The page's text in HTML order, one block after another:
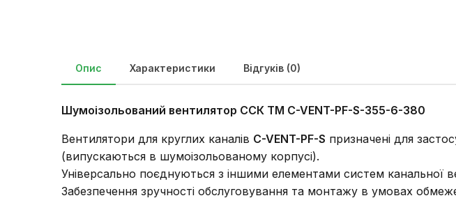
Опис Характеристики Відгуків (0)
Шумоізольований вентилятор ССК ТМ C-VENT-PF-S-355-6-380
Вентилятори для круглих каналів C-VENT-PF-S призначені для
(випускаються в шумоізольованому корпусі).
Універсально поєднуються з іншими елементами систем канальної
Забезпечення зручності обслуговування та монтажу в умовах